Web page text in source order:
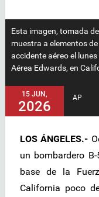
Esta imagen, tomada
muestra a elementos
accidente aéreo el
Aérea Edwards, en
15 JUN,
2026
AP
LOS ÁNGELES.-
un bombardero
base de la
California poco